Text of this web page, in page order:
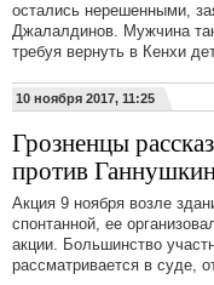
остались нерешенными,
Джалалдинов. Мужчина
требуя вернуть в Кенхи
10 ноября 2017, 11:25
Грозненцы
против
Акция 9 ноября возле
спонтанной, ее
акции. Большинство
рассматривается в суде,